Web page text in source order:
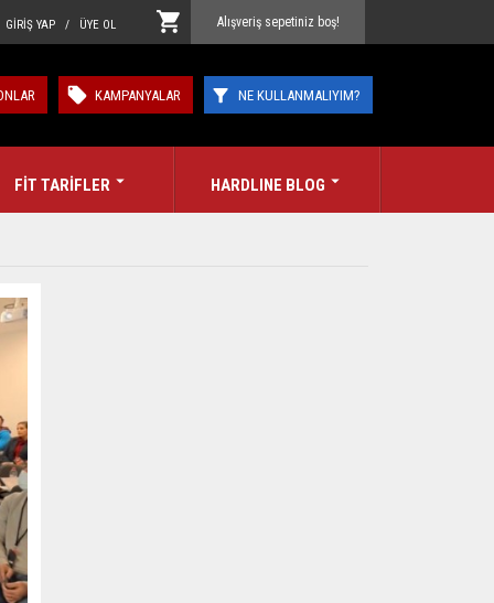
Alışveriş sepetiniz boş!
YAP / ÜYE OL
NE KULLANMALIYIM?
KAMPANYALAR
FİT TARİFLER HARDLINE BLOG